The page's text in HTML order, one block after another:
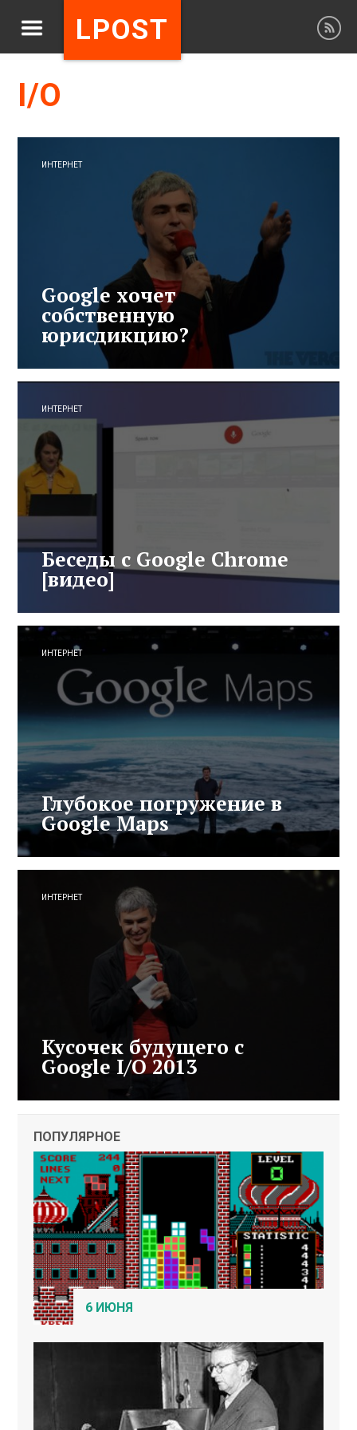
LPOST
I/O
ИНТЕРНЕТ
Google хочет
собственную
юрисдикцию?
ИНТЕРНЕТ
Беседы с Google Chrome
[видео]
ИНТЕРНЕТ
Глубокое погружение в
Google Maps
ИНТЕРНЕТ
Кусочек будущего с
Google I/O 2013
ПОПУЛЯРНОЕ
6 ИЮНЯ